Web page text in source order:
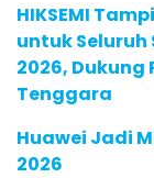
HIKSEMI
untuk Seluruh
2026, Dukung
Tenggara
Huawei Jadi
2026